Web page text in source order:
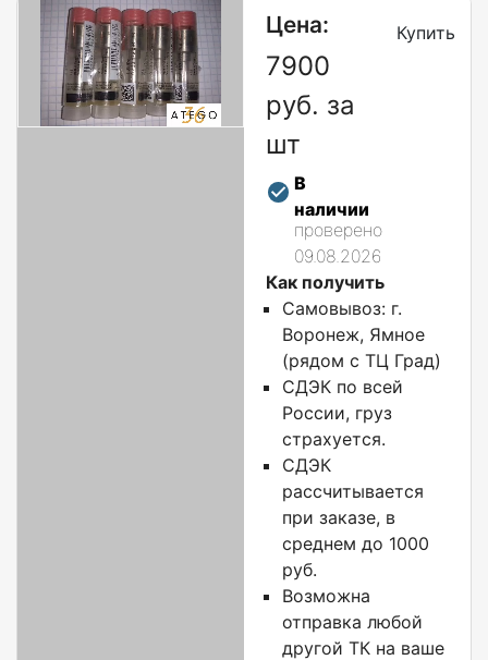
Цена:
7900
руб. за
шт
В
наличии
проверено
09.08.2026
Купить
Как получить
Самовывоз: г.
Воронеж, Ямное
(рядом с ТЦ Град)
СДЭК по всей
России, груз
страхуется.
СДЭК
рассчитывается
при заказе, в
среднем до 1000
руб.
Возможна
отправка любой
другой ТК на ваше